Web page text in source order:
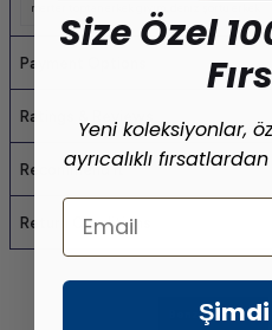
merter toptan erkek giyim
Payment Options
Ratings & Reviews
Recommend It
Return Conditions
Benzer Ürünler
Size Özel
Yeni koleksiyonlar,
ayrıcalıklı
Email
Şimdi